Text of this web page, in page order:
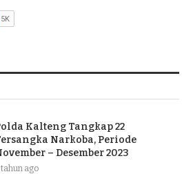
Kalteng Tangkap 22
Narkoba, Periode
– Desember 2023
tahun ago